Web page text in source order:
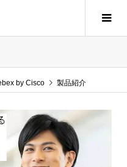
by Cisco 製品紹介